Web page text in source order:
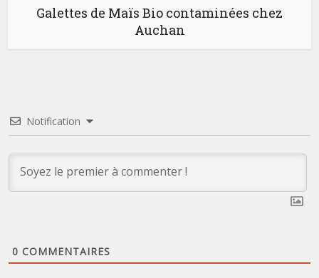
Galettes de Maïs Bio contaminées chez
Auchan
Notification
0 COMMENTAIRES